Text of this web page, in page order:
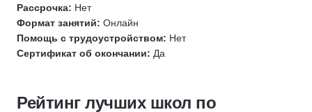
Рассрочка: Нет
Формат занятий: Онлайн
Помощь с трудоустройством: Нет
Сертификат об окончании: Да
Рейтинг лучших школ по